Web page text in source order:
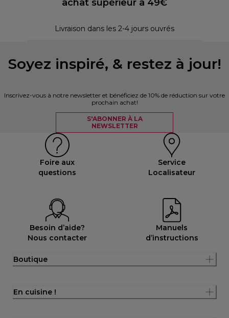
achat supérieur à 49€
Livraison dans les 2-4 jours ouvrés
Soyez inspiré, & restez à jour!
Inscrivez-vous à notre newsletter et bénéficiez de 10% de réduction sur votre
prochain achat!
S'ABONNER À LA
NEWSLETTER
Foire aux
questions
Service
Localisateur
Besoin d’aide?
Nous contacter
Manuels
d’instructions
Boutique
En cuisine !